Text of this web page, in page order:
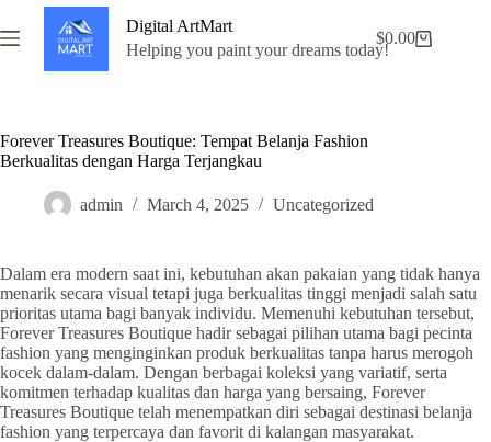
to
content
Digital ArtMart
Helping you paint your dreams today!Shopping
$0.00
Forever Treasures Boutique: Tempat Belanja Fashion
Berkualitas dengan Harga Terjangkau
admin March 4, 2025 Uncategorized
Dalam era modern saat ini, kebutuhan akan pakaian yang tidak hanya
menarik secara visual tetapi juga berkualitas tinggi menjadi salah satu
prioritas utama bagi banyak individu. Memenuhi kebutuhan tersebut,
Forever Treasures Boutique hadir sebagai pilihan utama bagi pecinta
fashion yang menginginkan produk berkualitas tanpa harus merogoh
kocek dalam-dalam. Dengan berbagai koleksi yang variatif, serta
komitmen terhadap kualitas dan harga yang bersaing, Forever
Treasures Boutique telah menempatkan diri sebagai destinasi belanja
fashion yang terpercaya dan favorit di kalangan masyarakat.